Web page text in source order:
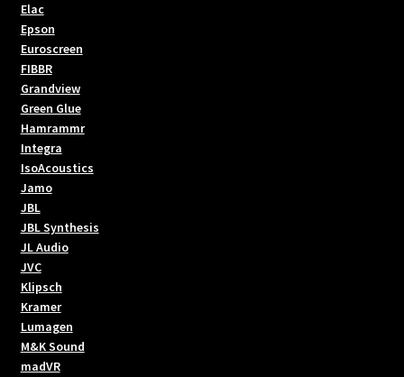
Elac
Epson
Euroscreen
FIBBR
Grandview
Green Glue
Hamrammr
Integra
IsoAcoustics
Jamo
JBL
JBL Synthesis
JL Audio
JVC
Klipsch
Kramer
Lumagen
M&K Sound
madVR